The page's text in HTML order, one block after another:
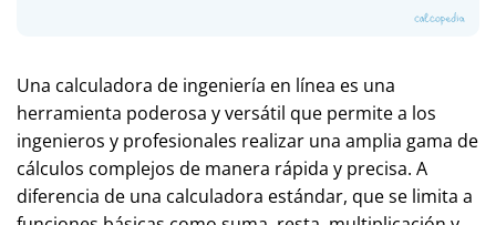
Una calculadora de ingeniería en línea es una
herramienta poderosa y versátil que permite a los
ingenieros y profesionales realizar una amplia gama de
cálculos complejos de manera rápida y precisa. A
diferencia de una calculadora estándar, que se limita a